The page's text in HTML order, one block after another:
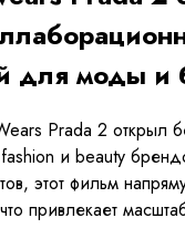
для моды и
Prada 2 открыл
и beauty
этот фильм
привлекает